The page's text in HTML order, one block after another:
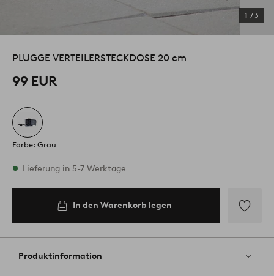
1 /3
PLUGGE VERTEILERSTECKDOSE 20 cm
99 EUR
Farbe: Grau
Vorrätig
Lieferung in 5-7 Werktage
In den Warenkorb legen
Favoriten
Produktinformation